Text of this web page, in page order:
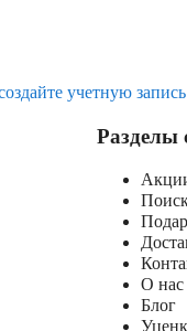
учетную запись
Разделы
О нас
Блог